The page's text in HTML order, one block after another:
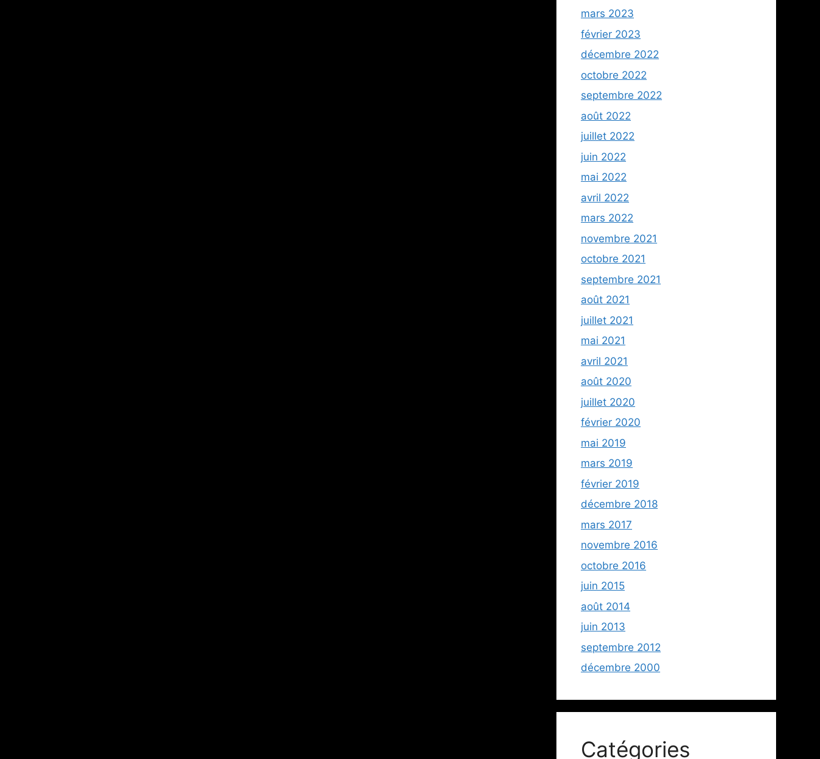
mars 2023
février 2023
décembre 2022
octobre 2022
septembre 2022
août 2022
juillet 2022
juin 2022
mai 2022
avril 2022
mars 2022
novembre 2021
octobre 2021
septembre 2021
août 2021
juillet 2021
mai 2021
avril 2021
août 2020
juillet 2020
février 2020
mai 2019
mars 2019
février 2019
décembre 2018
mars 2017
novembre 2016
octobre 2016
juin 2015
août 2014
juin 2013
septembre 2012
décembre 2000
Catégories